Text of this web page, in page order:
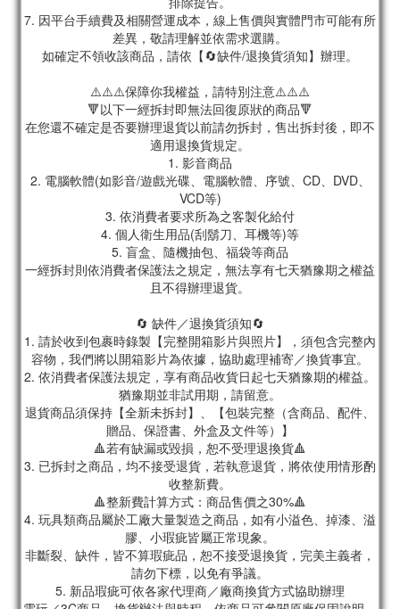
7. 因平台手續費及相關營運成本，線上售價與實體門市可能有所
差異，敬請理解並依需求選購。
如確定不領收該商品，請依【🔄缺件/退換貨須知】辦理。
⚠️⚠️⚠️保障你我權益，請特別注意⚠️⚠️⚠️
🔻以下一經拆封即無法回復原狀的商品🔻
在您還不確定是否要辦理退貨以前請勿拆封，售出拆封後，即不
適用退換貨規定。
1. 影音商品
2. 電腦軟體(如影音/遊戲光碟、電腦軟體、序號、CD、DVD、
VCD等)
3. 依消費者要求所為之客製化給付
4. 個人衛生用品(刮鬍刀、耳機等)等
5. 盲盒、隨機抽包、福袋等商品
一經拆封則依消費者保護法之規定，無法享有七天猶豫期之權益
且不得辦理退貨。
🔄 缺件／退換貨須知🔄
1. 請於收到包裹時錄製【完整開箱影片與照片】，須包含完整內
容物，我們將以開箱影片為依據，協助處理補寄／換貨事宜。
2. 依消費者保護法規定，享有商品收貨日起七天猶豫期的權益。
猶豫期並非試用期，請留意。
退貨商品須保持【全新未拆封】、【包裝完整（含商品、配件、
贈品、保證書、外盒及文件等）】
🔺若有缺漏或毀損，恕不受理退換貨🔺
3. 已拆封之商品，均不接受退貨，若執意退貨，將依使用情形酌
收整新費。
🔺整新費計算方式：商品售價之30%🔺
4. 玩具類商品屬於工廠大量製造之商品，如有小溢色、掉漆、溢
膠、小瑕疵皆屬正常現象。
非斷裂、缺件，皆不算瑕疵品，恕不接受退換貨，完美主義者，
請勿下標，以免有爭議。
5. 新品瑕疵可依各家代理商／廠商換貨方式協助辦理